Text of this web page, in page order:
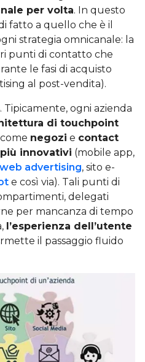
per volta. In questo
fatto a quello che è il
strategia omnicanale: la
punti di contatto che
le fasi di acquisto
al post-vendita).
Tipicamente, ogni azienda
di touchpoint
come negozi e contact
più innovativi (mobile app,
web advertising, sito e-
e così via). Tali punti di
delegati
per mancanza di tempo
l’esperienza dell’utente
il passaggio fluido